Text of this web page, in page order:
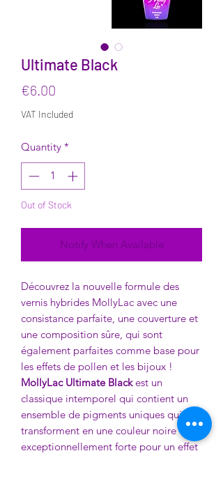
Ultimate Black
€6.00
VAT Included
Quantity *
Out of Stock
Notify When Available
Découvrez la nouvelle formule des
vernis hybrides MollyLac avec une
consistance parfaite, une couverture et
une composition sûre, qui sont
également parfaites comme base pour
les effets de pollen et les bijoux !
MollyLac Ultimate Blackest un
classique intemporel qui contient un
ensemble de pigments uniques qui se
transforment en une couleur noire
exceptionnellement forte pour un effet